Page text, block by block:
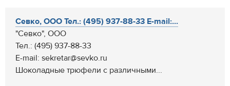
Севко, ООО Тел.: (495) 937-88-33 E-mail:...
"Севко", ООО
Тел.: (495) 937-88-33
E-mail: sekretar@sevko.ru
Шоколадные трюфели с различными...